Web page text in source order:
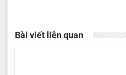
Bài viết liên quan